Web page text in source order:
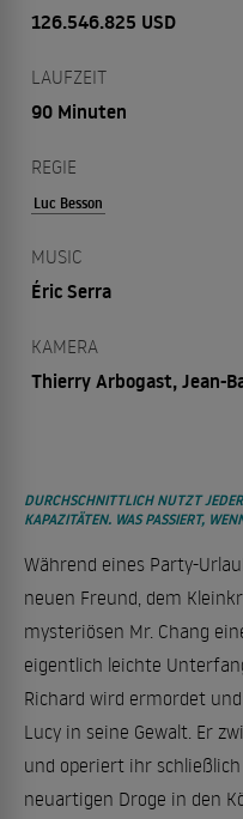
126.546.825 USD
LAUFZEIT
90 Minuten
REGIE
Luc Besson
MUSIC
Éric Serra
KAMERA
Thierry Arbogast, Jean-
DURCHSCHNITTLICH NUTZT
KAPAZITÄTEN. WAS PASSIERT,
Während eines Party-
neuen Freund, dem
mysteriösen Mr. Chang
eigentlich leichte
Richard wird ermordet
Lucy in seine Gewalt. Er
und operiert ihr
neuartigen Droge in den